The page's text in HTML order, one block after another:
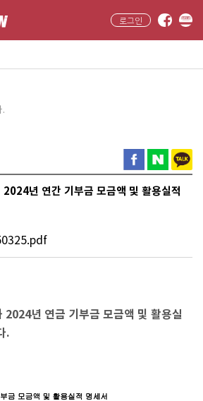
로그인
.
년 연간 기부금 모금액 및 활용실적
년 연금 기부금 모금액 및 활용실
.